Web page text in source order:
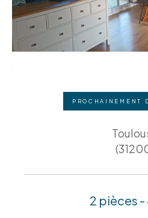
PROCHAINEMENT
2 pièces -